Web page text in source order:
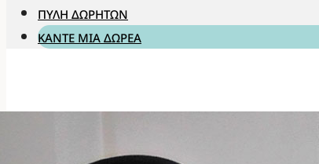
ΠΎΛΗ ΔΩΡΗΤΏΝ
ΚΆΝΤΕ ΜΊΑ ΔΩΡΕΆ